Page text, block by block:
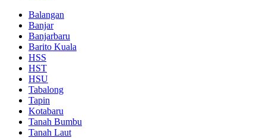
Balangan
Banjar
Banjarbaru
Barito Kuala
HSS
HST
HSU
Tabalong
Tapin
Kotabaru
Tanah Bumbu
Tanah Laut